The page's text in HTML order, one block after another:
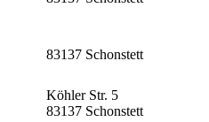
83137 Schonstett
Köhler Str. 5
83137 Schonstett